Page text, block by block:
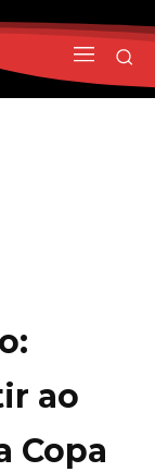
ao
Copa